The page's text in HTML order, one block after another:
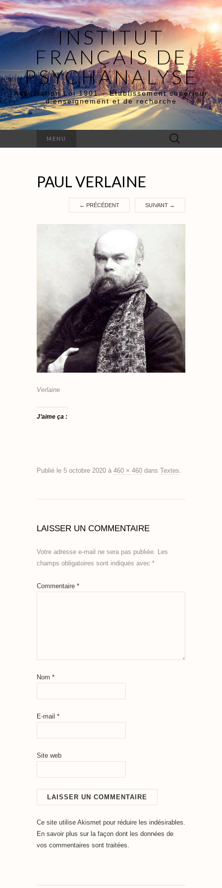
INSTITUT
FRANÇAIS DE
PSYCHANALYSE
Association Loi 1901 – Etablissement supérieur
d’enseignement et de recherche
MENU Rechercher :
PAUL VERLAINE
← PRÉCÉDENT SUIVANT →
Verlaine
J’aime ça :
Publié le 5 octobre 2020 à 460 × 460 dans Textes.
LAISSER UN COMMENTAIRE
Votre adresse e-mail ne sera pas publiée. Les
champs obligatoires sont indiqués avec *
Commentaire *
Nom *
E-mail *
Site web
Ce site utilise Akismet pour réduire les indésirables.
En savoir plus sur la façon dont les données de
vos commentaires sont traitées.